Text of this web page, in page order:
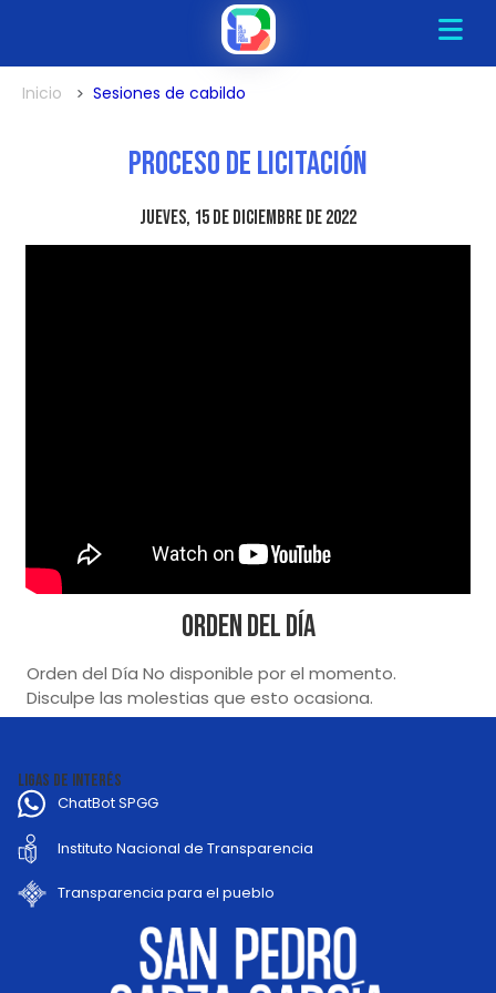
Inicio Sesiones de cabildo
Proceso de Licitación
jueves, 15 de diciembre de 2022
Orden del Día
Orden del Día No disponible por el momento.
Disculpe las molestias que esto ocasiona.
LIGAS DE INTERÉS
ChatBot SPGG
Instituto Nacional de Transparencia
Transparencia para el pueblo